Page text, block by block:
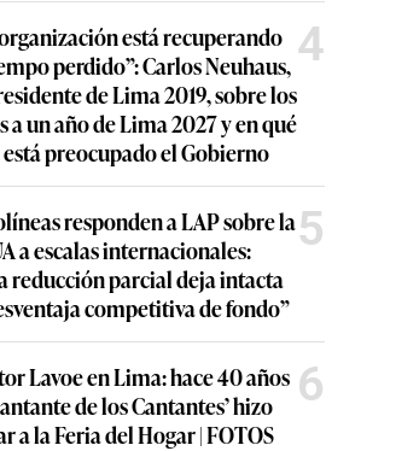
está recuperando
perdido”: Carlos Neuhaus,
de Lima 2019, sobre los
a un año de Lima 2027 y en qué
preocupado el Gobierno
4
responden a LAP sobre la
a escalas internacionales:
reducción parcial deja intacta
competitiva de fondo”
5
Lavoe en Lima: hace 40 años
de los Cantantes’ hizo
a la Feria del Hogar | FOTOS
6